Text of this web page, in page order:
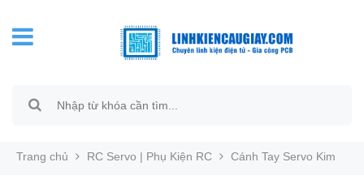
Trang chủ RC Servo | Phụ Kiện RC Cánh Tay Servo Kim